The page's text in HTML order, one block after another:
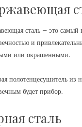
сталь – это самый
и
или окрашенными.
полотенцесушитель из
будет прибор.
сталь